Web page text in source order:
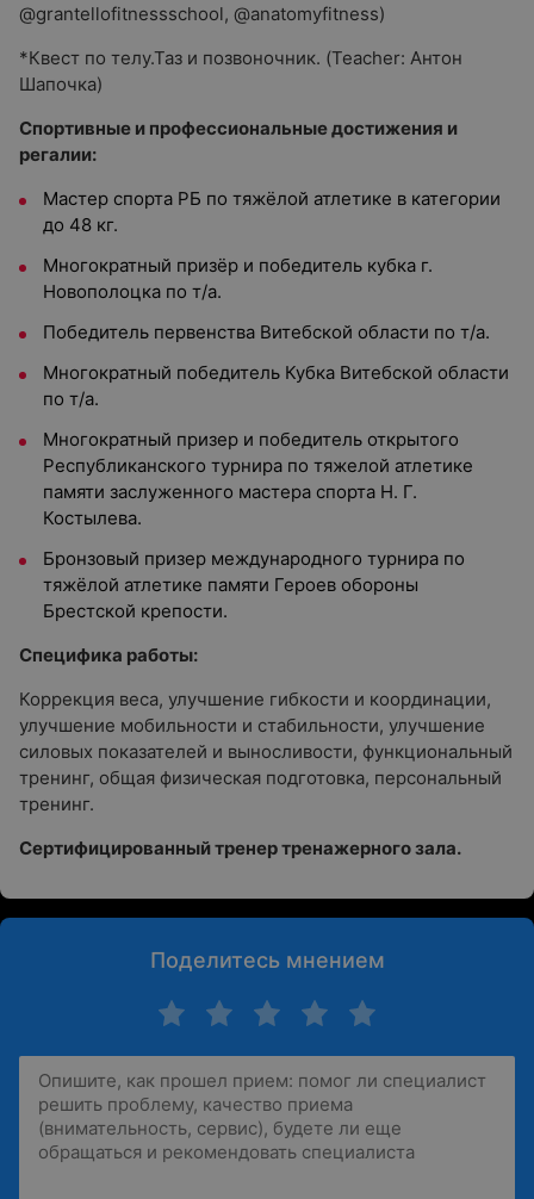
@grantellofitnessschool, @anatomyfitness)
*Квест по телу.Таз и позвоночник. (Teacher: Антон
Шапочка)
Спортивные и профессиональные достижения и
регалии:
Мастер спорта РБ по тяжёлой атлетике в категории
до 48 кг.
Многократный призёр и победитель кубка г.
Новополоцка по т/а.
Победитель первенства Витебской области по т/а.
Многократный победитель Кубка Витебской области
по т/а.
Многократный призер и победитель открытого
Республиканского турнира по тяжелой атлетике
памяти заслуженного мастера спорта Н. Г.
Костылева.
Бронзовый призер международного турнира по
тяжёлой атлетике памяти Героев обороны
Брестской крепости.
Специфика работы:
Коррекция веса, улучшение гибкости и координации,
улучшение мобильности и стабильности, улучшение
силовых показателей и выносливости, функциональный
тренинг, общая физическая подготовка, персональный
тренинг.
Сертифицированный тренер тренажерного зала.
Поделитесь мнением